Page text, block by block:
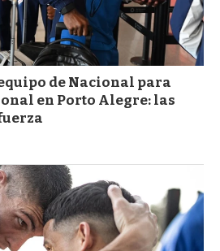
de Nacional para
en Porto Alegre: las